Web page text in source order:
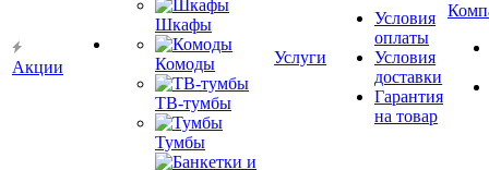
Акции
Шкафы
Комоды
ТВ-тумбы
Тумбы
Услуги
Условия
оплаты
Условия
доставки
Гарантия
на товар